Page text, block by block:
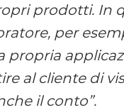
prodotti. In
per
propria
al cliente di
il conto”.